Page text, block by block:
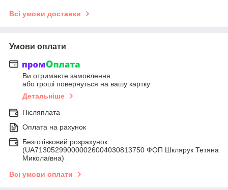
Всі умови доставки
Умови оплати
Ви отримаєте замовлення
або гроші повернуться на вашу картку
Детальніше
Післяплата
Оплата на рахунок
Безготівковий розрахунок
(UA713052990000026004030813750 ФОП Шклярук Тетяна
Миколаївна)
Всі умови оплати